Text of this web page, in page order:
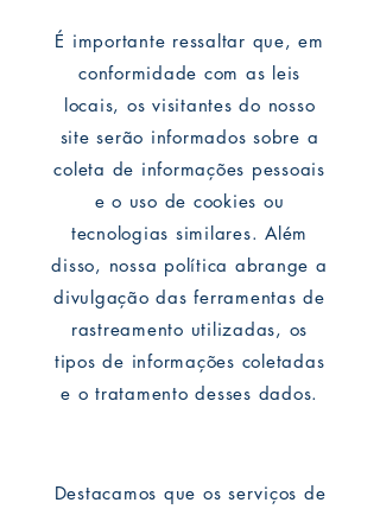
É importante ressaltar que, em
conformidade com as leis
locais, os visitantes do nosso
site serão informados sobre a
coleta de informações pessoais
e o uso de cookies ou
tecnologias similares. Além
disso, nossa política abrange a
divulgação das ferramentas de
rastreamento utilizadas, os
tipos de informações coletadas
e o tratamento desses dados.
Destacamos que os serviços de